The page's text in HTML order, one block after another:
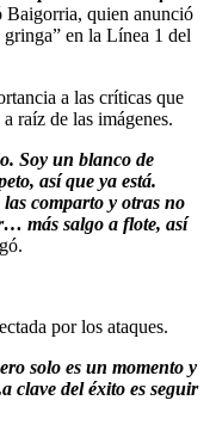
Baigorria, quien anunció
en la Línea 1 del
a las críticas que
raíz de las imágenes.
Soy un blanco de
así que ya está.
comparto y otras no
más salgo a flote, así
por los ataques.
solo es un momento y
clave del éxito es seguir